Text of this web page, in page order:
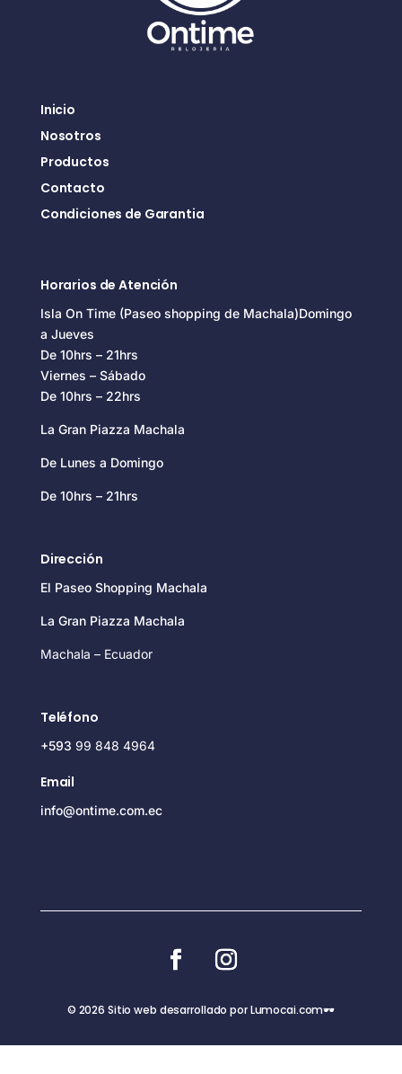
Inicio
Nosotros
Productos
Contacto
Condiciones de Garantia
Horarios de Atención
Isla On Time (Paseo shopping de Machala)Domingo
a Jueves
De 10hrs – 21hrs
Viernes – Sábado
De 10hrs – 22hrs
La Gran Piazza Machala
De Lunes a Domingo
De 10hrs – 21hrs
Dirección
El Paseo Shopping Machala
La Gran Piazza Machala
Machala – Ecuador
Teléfono
+593 99 848 4964
Email
info@ontime.com.ec
© 2026 Sitio web desarrollado por Lumocai.com🕶️